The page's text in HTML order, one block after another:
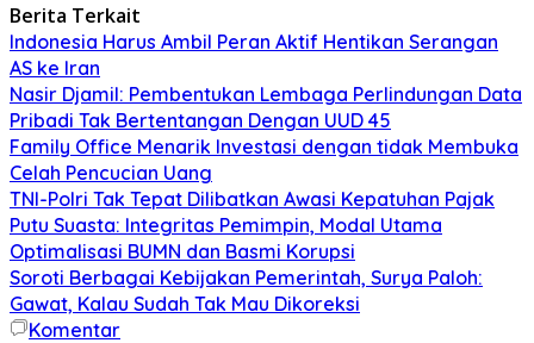
Berita Terkait
Indonesia Harus Ambil Peran Aktif Hentikan Serangan
AS ke Iran
Nasir Djamil: Pembentukan Lembaga Perlindungan Data
Pribadi Tak Bertentangan Dengan UUD 45
Family Office Menarik Investasi dengan tidak Membuka
Celah Pencucian Uang
TNI-Polri Tak Tepat Dilibatkan Awasi Kepatuhan Pajak
Putu Suasta: Integritas Pemimpin, Modal Utama
Optimalisasi BUMN dan Basmi Korupsi
Soroti Berbagai Kebijakan Pemerintah, Surya Paloh:
Gawat, Kalau Sudah Tak Mau Dikoreksi
Komentar